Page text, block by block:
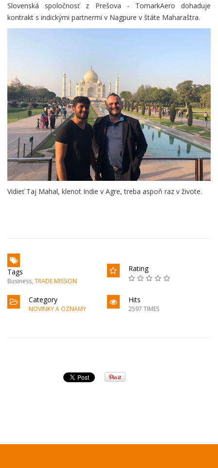
Slovenská spoločnosť z Prešova - TomarkAero dohaduje
kontrakt s indickými partnermi v Nagpure v štáte Maharaštra.
Vidieť Taj Mahal, klenot Indie v Agre, treba aspoň raz v živote.
Tags
Business, TRADE MISSION
Rating
Category
NOVINKY A OZNAMY
Hits
2597 TIMES